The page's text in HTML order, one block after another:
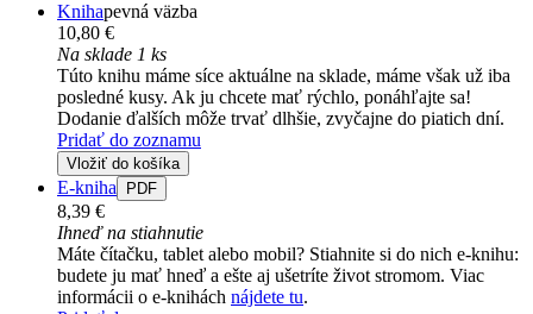
Knihapevná väzba
10,80 €
Na sklade 1 ks
Túto knihu máme síce aktuálne na sklade, máme však už iba
posledné kusy. Ak ju chcete mať rýchlo, ponáhľajte sa!
Dodanie ďalších môže trvať dlhšie, zvyčajne do piatich dní.
Pridať do zoznamu
Vložiť do košíka
E-kniha PDF
8,39 €
Ihneď na stiahnutie
Máte čítačku, tablet alebo mobil? Stiahnite si do nich e-knihu:
budete ju mať hneď a ešte aj ušetríte život stromom. Viac
informácii o e-knihách nájdete tu.